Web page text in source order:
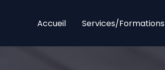
Accueil Services/Formations